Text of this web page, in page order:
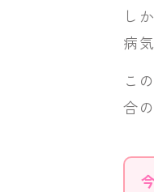
し
病
こ
合